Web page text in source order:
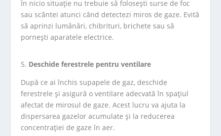
În nicio situație nu trebuie să folosești surse de foc
sau scântei atunci când detectezi miros de gaze. Evită
să aprinzi lumânări, chibrituri, brichete sau să
pornești aparatele electrice.
Deschide ferestrele pentru ventilare
După ce ai închis supapele de gaz, deschide
ferestrele și asigură o ventilare adecvată în spațiul
afectat de mirosul de gaze. Acest lucru va ajuta la
dispersarea gazelor acumulate și la reducerea
concentrației de gaze în aer.